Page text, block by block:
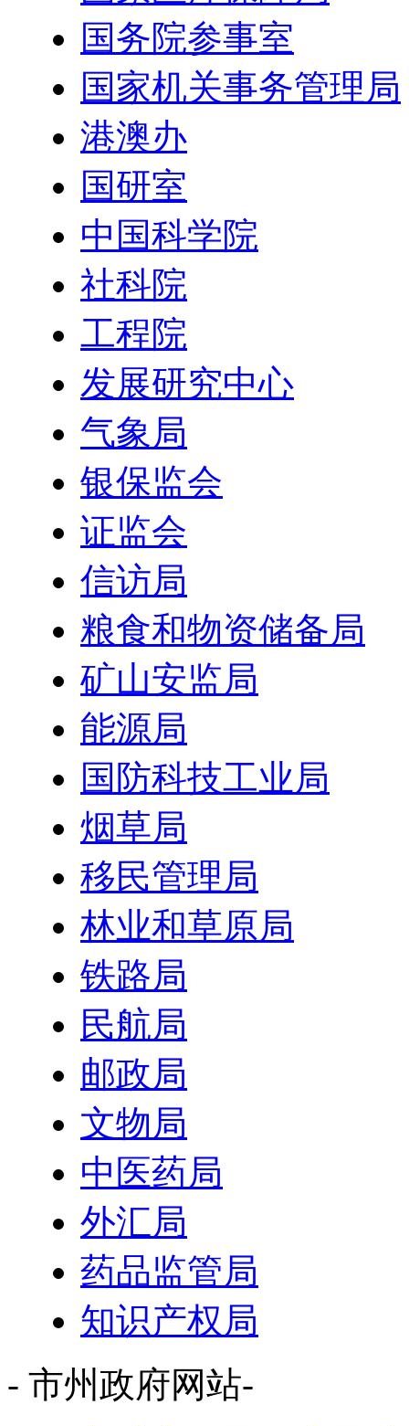
国务院参事室
国家机关事务管理局
港澳办
国研室
中国科学院
社科院
工程院
发展研究中心
气象局
银保监会
证监会
信访局
粮食和物资储备局
矿山安监局
能源局
国防科技工业局
烟草局
移民管理局
林业和草原局
铁路局
民航局
邮政局
文物局
中医药局
外汇局
药品监管局
知识产权局
- 市州政府网站-